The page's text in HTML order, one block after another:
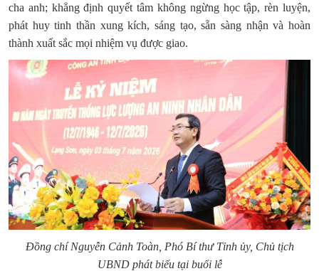
cha anh; khẳng định quyết tâm không ngừng học tập, rèn luyện,
phát huy tinh thần xung kích, sáng tạo, sẵn sàng nhận và hoàn
thành xuất sắc mọi nhiệm vụ được giao.
Đồng chí Nguyễn Cảnh Toàn, Phó Bí thư Tỉnh ủy, Chủ tịch
UBND phát biểu tại buổi lễ